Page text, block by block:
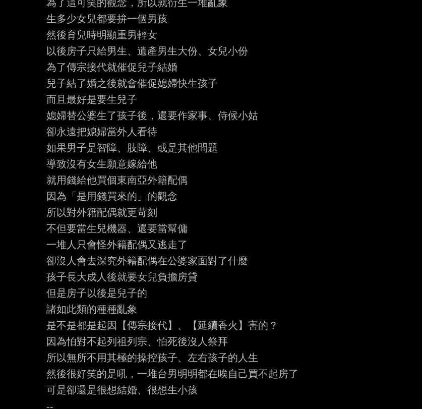
為了這可笑的觀念，所以就衍生一堆亂象
生多少女兒都要拚一個男孩
然後育兒時明顯重男輕女
以後房子只給男生、遺產男生大份、女兒小份
為了傳宗接代就催促兒子結婚
兒子結了婚之後就會催促媳婦快生孩子
而且最好是要生兒子
媳婦替公婆生了孩子後，還要作家事、侍候小姑
卻永遠把媳婦當外人看待
如果男子是智障、肢障、或是其他問題
導致沒有女生願意嫁給他
就用錢給他買個東南亞外籍配偶
因為「是用錢買來的」的觀念
所以對外籍配偶就更苛刻
不但要當生兒機器、還要當幫傭
一堆人只會怪外籍配偶又逃走了
卻沒人會去深究外籍配偶在公婆家面對了什麼
孩子長大成人後就要女兒負擔房貸
但是房子以後是兒子的
諸如此類的種種亂象
是不是都是起因【傳宗接代】、【延續香火】害的？
因為怕對不起列祖列宗、怕死後沒人祭拜
所以無所不用其極的操控孩子、左右孩子的人生
然後很好笑的是吼，一堆台男明明都在唉自己買不起房了
可是卻還是很想結婚、很想生小孩